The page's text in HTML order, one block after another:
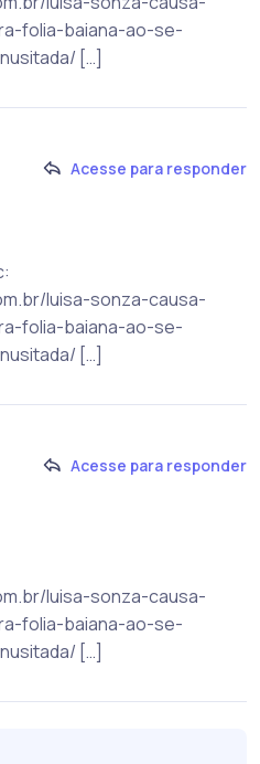
folia-baiana-ao-se-
[…]
Acesse para responder
luisa-sonza-causa-
folia-baiana-ao-se-
[…]
Acesse para responder
luisa-sonza-causa-
folia-baiana-ao-se-
[…]